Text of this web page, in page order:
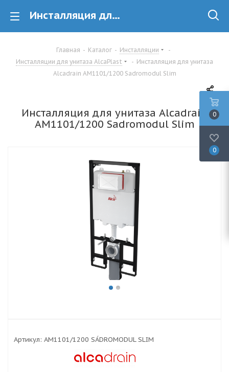
Инсталляция для унитаза AlcaPlast AM1101/1200 Sadromodul Slim купить в Минске
Главная - Каталог - Инсталляции
-
Инсталляции для унитаза AlcaPlast
- Инсталляция для унитаза
Alcadrain AM1101/1200 Sadromodul Slim
Инсталляция для унитаза Alcadrain
AM1101/1200 Sadromodul Slim
Артикул: AM1101/1200 SÁDROMODUL SLIM
0
0